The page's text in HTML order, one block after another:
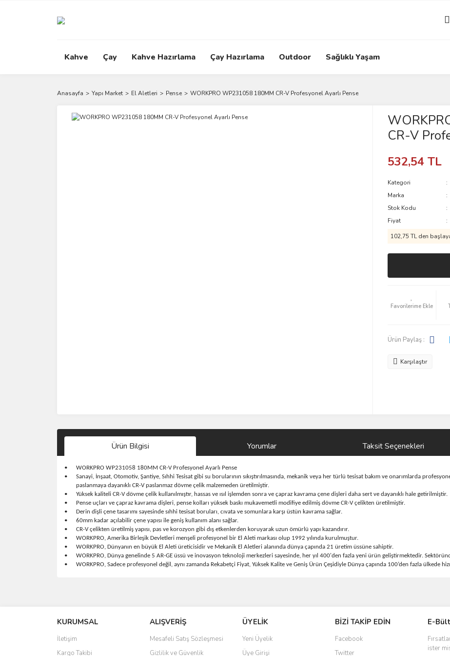
Kahve Çay Kahve Hazırlama Çay Hazırlama Outdoor Sağlıklı Yaşam
Anasayfa Yapı Market El Aletleri Pense WORKPRO WP231058 180MM CR-V Profesyonel Ayarlı Pense
CR-V
532,54 TL
Kategori
Marka
Stok Kodu
Fiyat
102,75 TL den
Ürün Paylaş :
Karşılaştır
Ürün Bilgisi Yorumlar Taksit Seçenekleri
•
WORKPRO WP231058 180MM CR-V Profesyonel Ayarlı Pense
•
Sanayi, İnşaat, Otomotiv, Şantiye, Sıhhi Tesisat gibi su borularının sıkıştırılmasında, mekanik veya her türlü tesisat bakım ve onarımlarda
paslanmaya dayanıklı CR-V paslanmaz dövme çelik malzemeden üretilmiştir.
•
Yüksek kaliteli CR-V dövme çelik kullanılmıştır, hassas ve ısıl işlemden sonra ve çapraz kavrama çene dişleri daha sert ve dayanıklı hale getirilmiştir.
•
Pense uçları ve çapraz kavrama dişleri, pense kolları yüksek baskı mukavemetli modifiye edilmiş dövme CR-V çelikten üretilmiştir.
•
Derin dişli çene tasarımı sayesinde sıhhi tesisat boruları, cıvata ve somunlara karşı üstün kavrama sağlar.
•
60mm kadar açılabilir çene yapısı ile geniş kullanım alanı sağlar.
•
CR-V çelikten üretilmiş yapısı, pas ve korozyon gibi dış etkenlerden koruyarak uzun ömürlü yapı kazandırır.
•
WORKPRO, Amerika Birleşik Devletleri menşeli profesyonel bir El Aleti markası olup 1992 yılında kurulmuştur.
•
WORKPRO, Dünyanın en büyük El Aleti üreticisidir ve Mekanik El Aletleri alanında dünya çapında 21 üretim üssüne sahiptir.
•
WORKPRO, Dünya genelinde 5 AR-GE üssü ve inovasyon teknoloji merkezleri sayesinde, her yıl 400'den fazla yeni ürün geliştirmektedir.
•
WORKPRO, Sadece profesyonel değil, aynı zamanda Rekabetçi Fiyat, Yüksek Kalite ve Geniş Ürün Çeşidiyle Dünya çapında 100’den fazla ülkede
Ürün resmi kalitesiz, bozuk veya görüntülenemiyor.
Ürün açıklamasında eksik bilgiler bulunuyor.
Ürün bilgilerinde hatalar bulunuyor.
KURUMSAL
İletişim
Kargo Takibi
ALIŞVERİŞ
Mesafeli Satış Sözleşmesi
Gizlilik ve Güvenlik
ÜYELİK
Yeni Üyelik
Üye Girişi
BİZİ TAKİP EDİN
Facebook
Twitter
E-
ister